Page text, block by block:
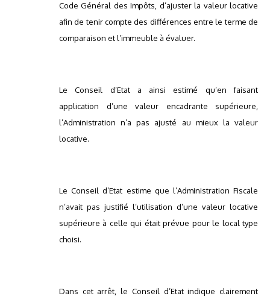
Code Général des Impôts, d’ajuster la valeur locative
afin de tenir compte des différences entre le terme de
comparaison et l’immeuble à évaluer.
Le Conseil d’Etat a ainsi estimé qu’en faisant
application d’une valeur encadrante supérieure,
l’Administration n’a pas ajusté au mieux la valeur
locative.
Le Conseil d’Etat estime que l’Administration Fiscale
n’avait pas justifié l’utilisation d’une valeur locative
supérieure à celle qui était prévue pour le local type
choisi.
Dans cet arrêt, le Conseil d’Etat indique clairement